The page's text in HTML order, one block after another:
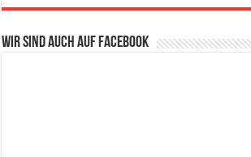
Wir sind auch auf Facebook